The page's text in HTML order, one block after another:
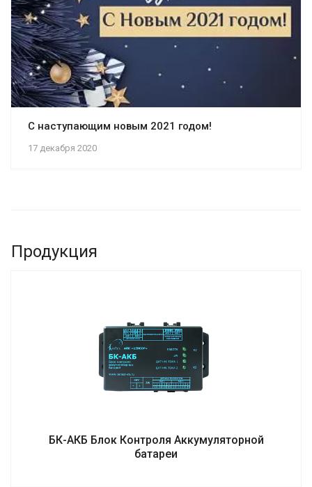
17 декабря 2020
С наступающим новым 2021 годом!
Продукция
БК-АКБ Блок Контроля Аккумуляторной
батареи